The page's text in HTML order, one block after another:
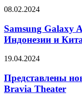
и
Pro
Samsung
A55
5G
получил
в
и
Китае
08.02.2024
Samsung Galaxy
Индонезии и
Представлены
звуковые
панели
Sony
19.04.2024
Представлены
Bravia Theater